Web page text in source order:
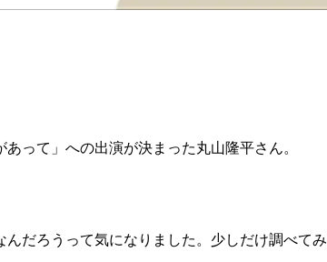
って」への出演が決まった丸山隆平さん。
だろうって気になりました。少しだけ調べてみ